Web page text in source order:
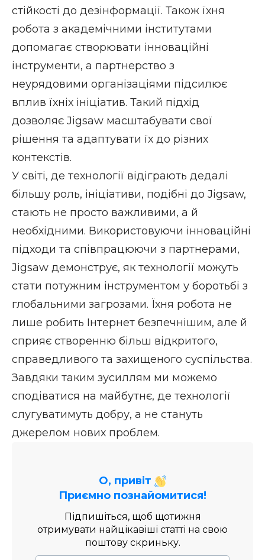
стійкості до дезінформації. Також їхня
робота з академічними інститутами
допомагає створювати інноваційні
інструменти, а партнерство з
неурядовими організаціями підсилює
вплив їхніх ініціатив. Такий підхід
дозволяє Jigsaw масштабувати свої
рішення та адаптувати їх до різних
контекстів.
У світі, де технології відіграють дедалі
більшу роль, ініціативи, подібні до Jigsaw,
стають не просто важливими, а й
необхідними. Використовуючи інноваційні
підходи та співпрацюючи з партнерами,
Jigsaw демонструє, як технології можуть
стати потужним інструментом у боротьбі з
глобальними загрозами. Їхня робота не
лише робить Інтернет безпечнішим, але й
сприяє створенню більш відкритого,
справедливого та захищеного суспільства.
Завдяки таким зусиллям ми можемо
сподіватися на майбутнє, де технології
слугуватимуть добру, а не стануть
джерелом нових проблем.
О, привіт
Приємно познайомитися!
Підпишіться, щоб щотижня
отримувати найцікавіші статті на свою
поштову скриньку.